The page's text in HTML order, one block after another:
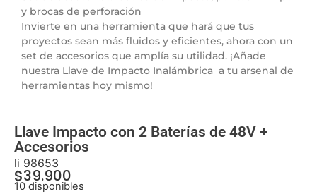
y brocas de perforación
Invierte en una herramienta que hará que tus
proyectos sean más fluidos y eficientes, ahora con un
set de accesorios que amplía su utilidad. ¡Añade
nuestra Llave de Impacto Inalámbrica a tu arsenal de
herramientas hoy mismo!
Llave Impacto con 2 Baterías de 48V +
Accesorios
li 98653
$39.900
10 disponibles